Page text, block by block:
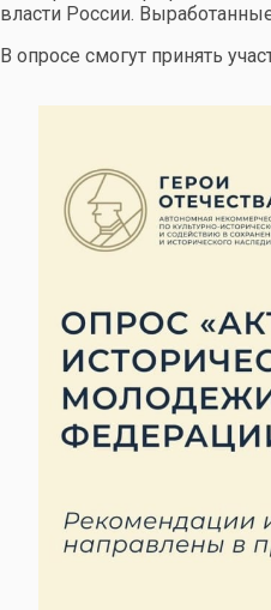
власти России.
В опросе смогут принять